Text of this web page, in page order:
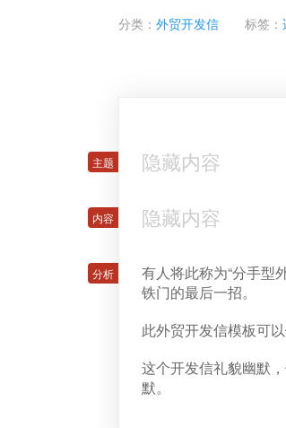
分类： 外贸开发信 标签：
隐藏内容
隐藏内容
有人将此称为“分手型
铁门的最后一招。
此外贸开发信模板可
这个开发信礼貌幽默
默。